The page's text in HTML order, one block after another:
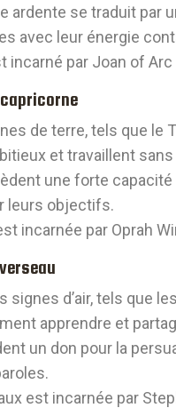
ardente se traduit par
avec leur énergie
incarné par Joan of Arc
de terre, tels que le
et travaillent
une forte
leurs objectifs.
incarnée par Oprah
signes d’air, tels que
apprendre et
un don pour la
est incarnée par